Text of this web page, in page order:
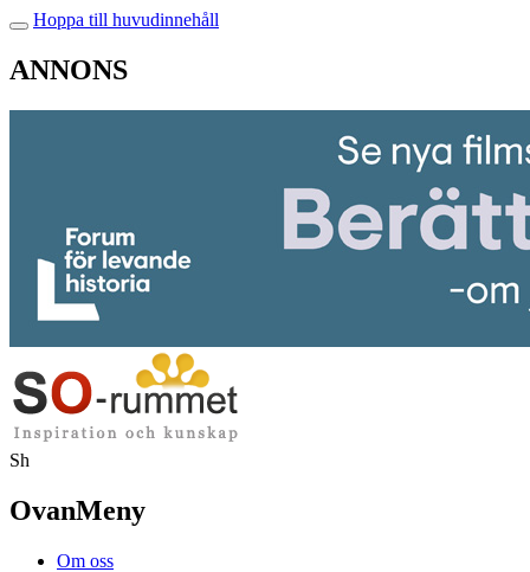
Hoppa till huvudinnehåll
ANNONS
Sh
OvanMeny
Om oss